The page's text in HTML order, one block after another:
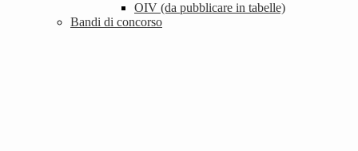
OIV (da pubblicare in tabelle)
Bandi di concorso